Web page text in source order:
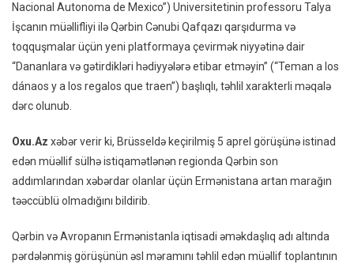
Nacional Autonoma de Mexico”) Universitetinin professoru Talya
İşcanın müəllifliyi ilə Qərbin Cənubi Qafqazı qarşıdurma və
toqquşmalar üçün yeni platformaya çevirmək niyyətinə dair
“Dananlara və gətirdikləri hədiyyələrə etibar etməyin” (“Teman a los
dánaos y a los regalos que traen”) başlıqlı, təhlil xarakterli məqalə
dərc olunub.
Oxu.Az xəbər verir ki, Brüsseldə keçirilmiş 5 aprel görüşünə istinad
edən müəllif sülhə istiqamətlənən regionda Qərbin son
addımlarından xəbərdar olanlar üçün Ermənistana artan marağın
təəccüblü olmadığını bildirib.
Qərbin və Avropanın Ermənistanla iqtisadi əməkdaşlıq adı altında
pərdələnmiş görüşünün əsl məramını təhlil edən müəllif toplantının